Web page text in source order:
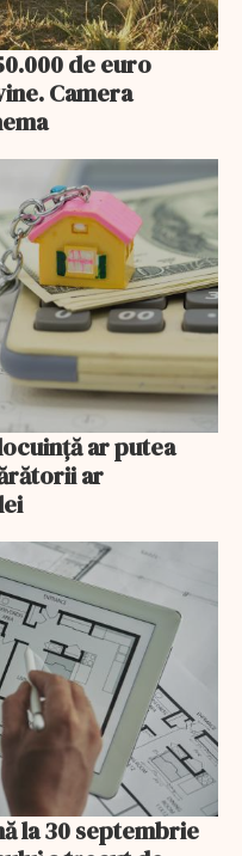
de euro
Camera
ar putea
ar
la 30 septembrie